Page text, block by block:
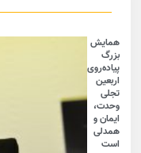
همایش
بزرگ
پیاده‌روی
اربعین
تجلی
وحدت،
ایمان و
همدلی
است